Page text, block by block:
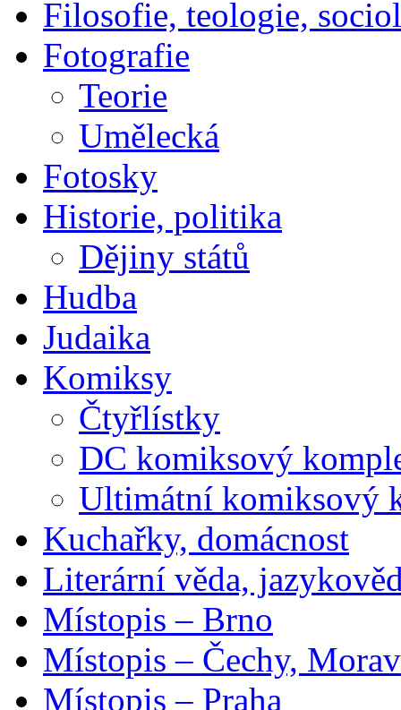
Filosofie, teologie,
Fotografie
Teorie
Umělecká
Fotosky
Historie, politika
Dějiny států
Hudba
Judaika
Komiksy
Čtyřlístky
DC komiksový
Ultimátní komiksový
Kuchařky, domácnost
Literární věda,
Místopis – Brno
Místopis – Čechy,
Místopis – Praha